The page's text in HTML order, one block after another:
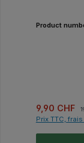
Product
Prix de
9,90 CHF
Prix TTC,